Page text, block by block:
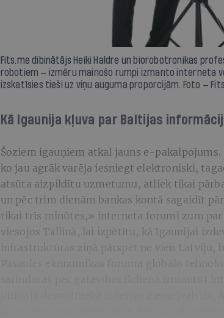
Fits.me dibinātājs Heiki Haldre un biorobotronikas
robotiem — izmēru mainošo rumpi izmanto interneta
izskatīsies tieši uz viņu auguma proporcijām. Foto —
Kā Igaunija kļuva par Baltijas
Šoziem igauņiem atkal jauns e-
ko jau agrāk varēja iesniegt elektroniski,
atsūta aizpildītu uzmetumu, atliek tikai
un pēc trim dienām bankas kontā sagaidīt
tikai trīs minūtes,» interneta forumi zum
viesojos Tallinā, lai izpētītu, kā Igaunijai
infrastruktūras ziņā pārspēt ne vien Latviju,